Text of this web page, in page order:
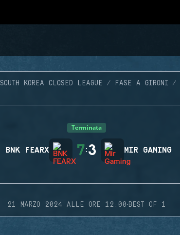
SOUTH KOREA CLOSED LEAGUE FASE A GIRONI
Terminata
BNK FEARX 7:3 MIR GAMING
21 MARZO 2024 ALLE ORE 12:00·BEST OF 1